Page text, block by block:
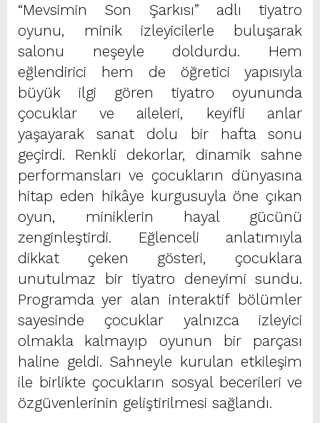
“Mevsimin Son Şarkısı” adlı tiyatro
oyunu, minik izleyicilerle buluşarak
salonu neşeyle doldurdu. Hem
eğlendirici hem de öğretici yapısıyla
büyük ilgi gören tiyatro oyununda
çocuklar ve aileleri, keyifli anlar
yaşayarak sanat dolu bir hafta sonu
geçirdi. Renkli dekorlar, dinamik sahne
performansları ve çocukların dünyasına
hitap eden hikâye kurgusuyla öne çıkan
oyun, miniklerin hayal gücünü
zenginleştirdi. Eğlenceli anlatımıyla
dikkat çeken gösteri, çocuklara
unutulmaz bir tiyatro deneyimi sundu.
Programda yer alan interaktif bölümler
sayesinde çocuklar yalnızca izleyici
olmakla kalmayıp oyunun bir parçası
haline geldi. Sahneyle kurulan etkileşim
ile birlikte çocukların sosyal becerileri ve
özgüvenlerinin geliştirilmesi sağlandı.